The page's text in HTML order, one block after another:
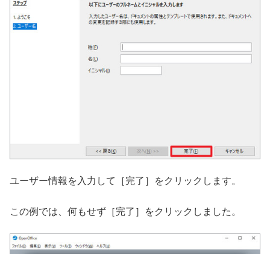
ユーザー情報を入力して［完了］をクリックします。
この例では、何もせず［完了］をクリックしました。